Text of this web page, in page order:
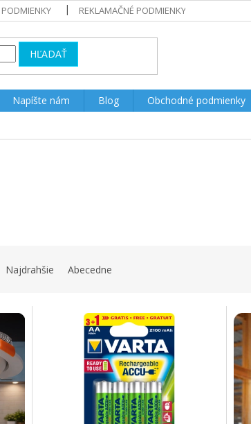
REKLAMAČNÉ PODMIENKY
HĽADAŤ
Napíšte nám Blog
Obchodné podmienky
Najdrahšie Abecedne